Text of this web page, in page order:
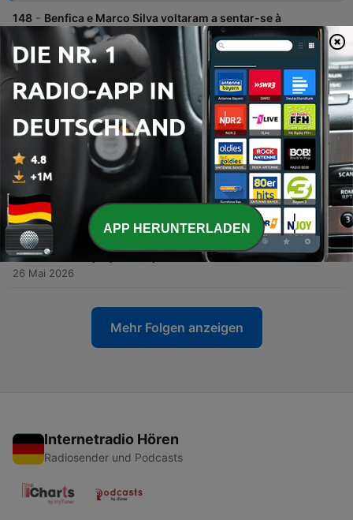
148 - Benfica e Marco Silva voltaram a sentar-se à
mesa para negociar depois de alguns impasses
que podiam ter deitado tudo a perder. Estará
perto o acordo?
José Mourinho já terá contrato assinado com o
Real Madrid. O que se segue na Luz?
29 Mai 2026
146 - Continua o bate-boca entre André Villas-Boas e
Frederico Varandas. Quem tem razão?
28 Mai 2026
145 - Afinal José Mourinho tem até 6ª feira para
decidir se fica ou sai do Benfica. Será esta
cláusula prejudicial para o clube da Luz?
26 Mai 2026
Mehr Folgen anzeigen
Internetradio Hören
Radiosender und Podcasts
APP HERUNTERLADEN